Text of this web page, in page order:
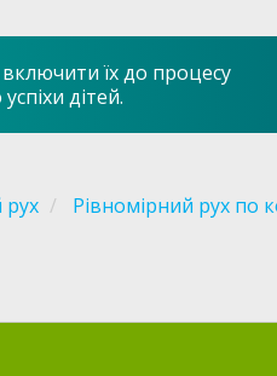
їх до процесу
дітей.
рух Рівномірний рух по